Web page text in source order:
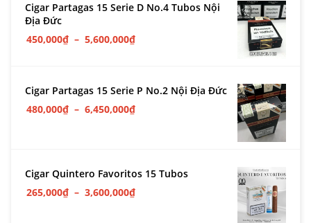
Cigar Partagas 15 Serie D No.4 Tubos Nội
Địa Đức
450,000₫ – 5,600,000₫
Cigar Partagas 15 Serie P No.2 Nội Địa Đức
480,000₫ – 6,450,000₫
Cigar Quintero Favoritos 15 Tubos
265,000₫ – 3,600,000₫